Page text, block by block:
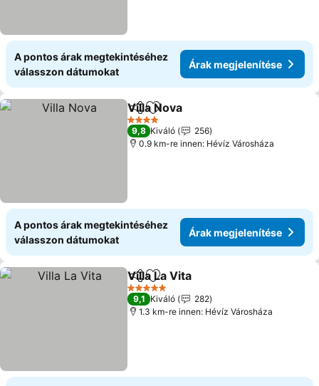
A pontos árak megtekintéséhez
válasszon dátumokat
Árak megjelenítése
Megosztás
Hozzáadás a kedvencekhez
Villa Nova
4 Kategória
9,8 Kiváló
256
0.9 km-re innen: Hévíz Városháza
A pontos árak megtekintéséhez
válasszon dátumokat
Árak megjelenítése
Megosztás
Hozzáadás a kedvencekhez
Villa La Vita
5 Kategória
9,1 Kiváló
282
1.3 km-re innen: Hévíz Városháza